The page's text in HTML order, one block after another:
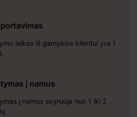
laikas iš gamyklos klientui yra 1
į namus
į namus svyruoja nuo 1 iki 2